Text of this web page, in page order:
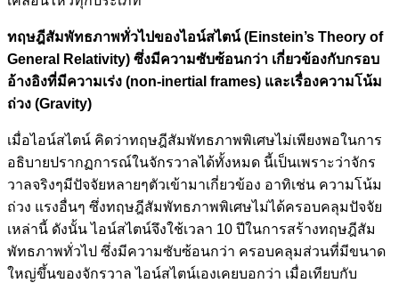
ทฤษฎีสัมพัทธภาพทั่วไปของไอน์สไตน์ (Einstein’s Theory of
General Relativity) ซึ่งมีความซับซ้อนกว่า เกี่ยวข้องกับกรอบ
อ้างอิงที่มีความเร่ง (non-inertial frames) และเรื่องความโน้ม
ถ่วง (Gravity)
เมื่อไอน์สไตน์ คิดว่าทฤษฎีสัมพัทธภาพพิเศษไม่เพียงพอในการ
อธิบายปรากฏการณ์ในจักรวาลได้ทั้งหมด นี้เป็นเพราะว่าจักร
วาลจริงๆมีปัจจัยหลายๆตัวเข้ามาเกี่ยวข้อง อาทิเช่น ความโน้ม
ถ่วง แรงอื่นๆ ซึ่งทฤษฎีสัมพัทธภาพพิเศษไม่ได้ครอบคลุมปัจจัย
เหล่านี้ ดังนั้น ไอน์สไตน์จึงใช้เวลา 10 ปีในการสร้างทฤษฎีสัม
พัทธภาพทั่วไป ซึ่งมีความซับซ้อนกว่า ครอบคลุมส่วนที่มีขนาด
ใหญ่ขึ้นของจักรวาล ไอน์สไตน์เองเคยบอกว่า เมื่อเทียบกับ